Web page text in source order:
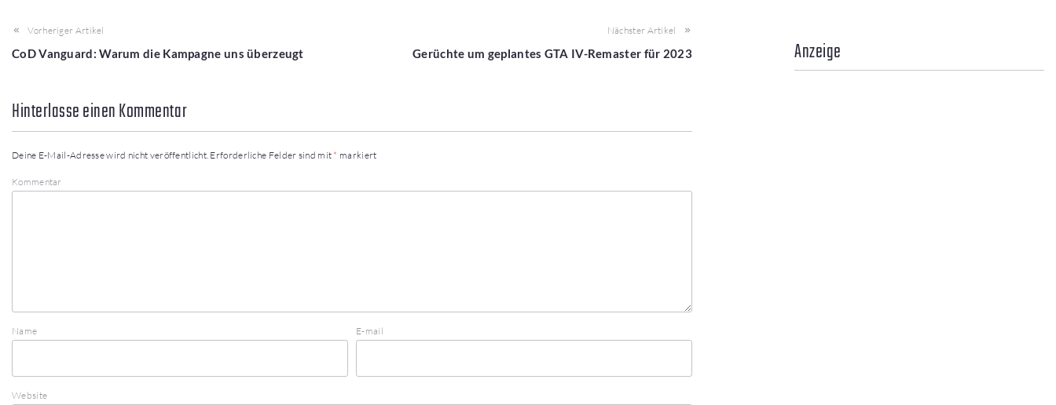
Vorheriger Artikel
CoD Vanguard: Warum die Kampagne uns überzeugt
Nächster Artikel
Gerüchte um geplantes GTA IV-Remaster für 2023
Hinterlasse einen Kommentar
Deine E-Mail-Adresse wird nicht veröffentlicht. Erforderliche Felder sind mit * markiert
Kommentar
Name E-mail
Website
Anzeige